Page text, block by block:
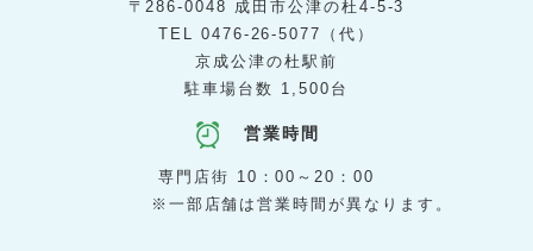
[ 歯科・矯正歯科 ]
はばたき矯正・こども歯科
ＣＡＳＡ ＣＯＬＯＲ
佐藤貴美枝ニットソーイングクラブ
[ 整骨院・はりきゅう院 ]
〒286-0048 成田市公津の杜4-5-3
TEL 0476-26-5077
（代）
京成公津の杜駅前
駐車場台数 1,500台
営業時間
専門店街 10：00～20：00
※一部店舗は営業時間が異なります。